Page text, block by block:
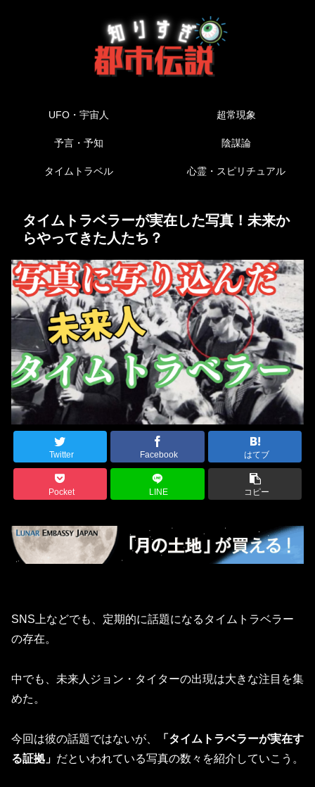
UFO・宇宙人 超常現象
予言・予知 陰謀論
タイムトラベル 心霊・スピリチュアル
タイムトラベラーが実在した写真！未来か
らやってきた人たち？
Twitter Facebook はてブ
Pocket LINE コピー
SNS上などでも、定期的に話題になるタイムトラベラー
の存在。
中でも、未来人ジョン・タイターの出現は大きな注目を集
めた。
今回は彼の話題ではないが、
「タイムトラベラーが実在す
る証拠」 だといわれている写真の数々を紹介していこう。